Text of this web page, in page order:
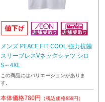
メンズ PEACE FIT COOL 強力抗菌
スリーブレスVネックシャツ シロ
S～4XL
この商品にはバリエーションがありま
す。
本体価格780円 （税込価格858円）